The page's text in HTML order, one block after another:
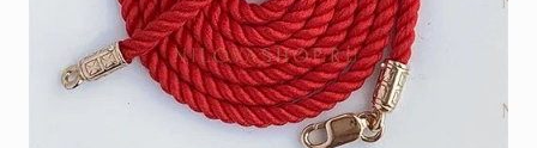
Образки
именные
Подвески
Складни
Статуэтки
святых